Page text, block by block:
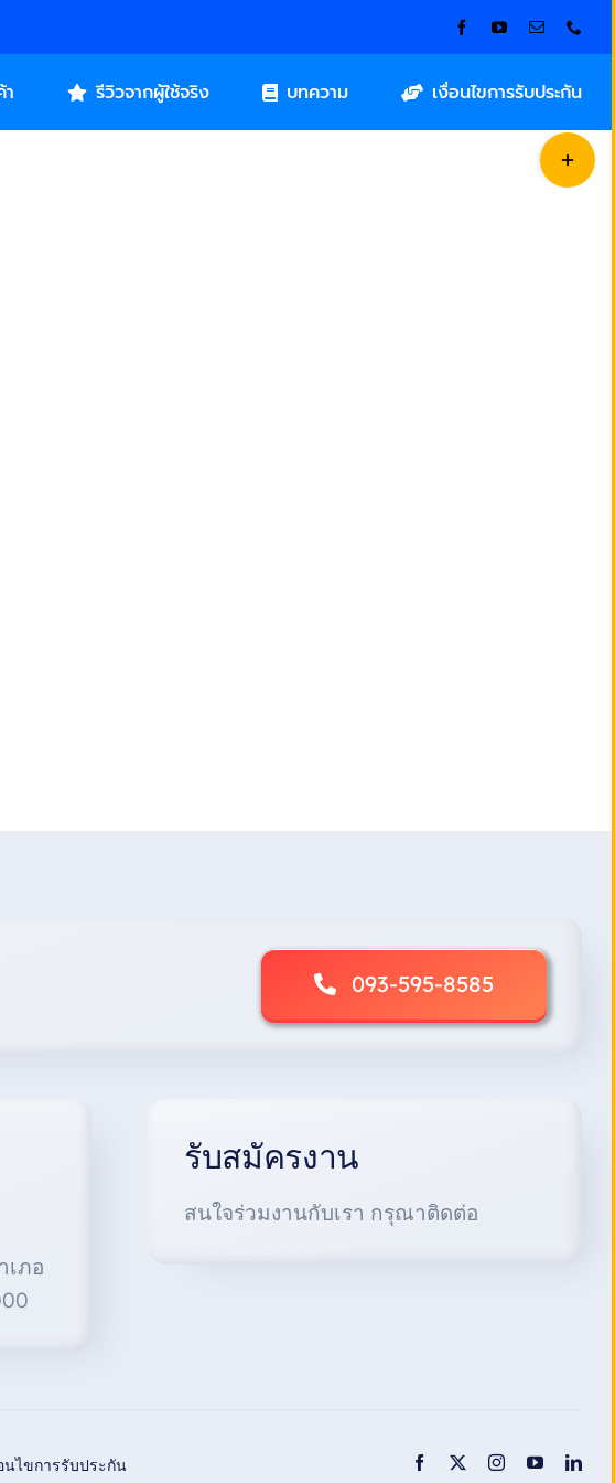
รีวิวจากผู้ใช้จริง บทความ เงื่อนไขการรับประกัน
093-595-8585
ภอ
รับสมัครงาน
สนใจร่วมงานกับเรา กรุณาติดต่อ
นไขการรับประกัน
Toggle
Sliding
Bar